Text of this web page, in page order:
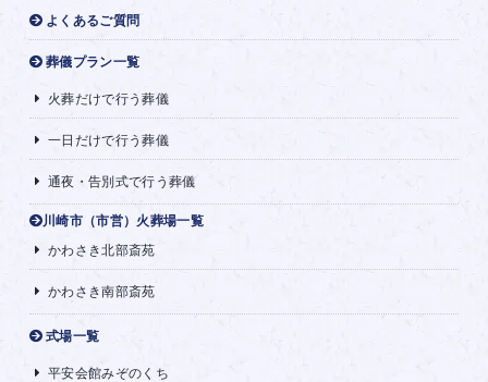
よくあるご質問
葬儀プラン一覧
火葬だけで行う葬儀
一日だけで行う葬儀
通夜・告別式で行う葬儀
川崎市（市営）火葬場一覧
かわさき北部斎苑
かわさき南部斎苑
式場一覧
平安会館みぞのくち